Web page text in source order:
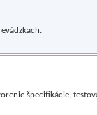
špecifikácie,